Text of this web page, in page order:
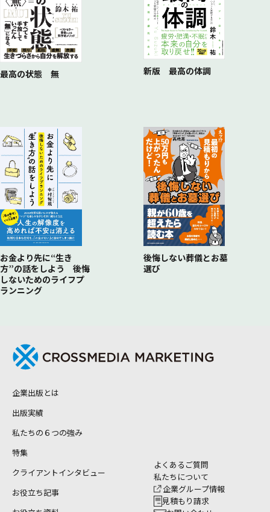
最高の状態 無 新版 最高の体調
お金より先に“生き
方”の話をしよう 後悔
しないためのライフプ
ランニング
後悔しない葬儀とお墓
選び
企業出版とは
出版実績
私たちの６つの強み
特集
クライアントインタビュー
お役立ち記事
よくあるご質問
私たちについて
企業グループ情報
見積もり請求